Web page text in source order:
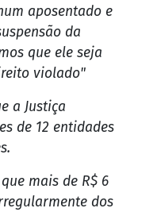
aposentado e
da
que ele seja
violado"
a Justiça
de 12 entidades
mais de R$ 6
dos